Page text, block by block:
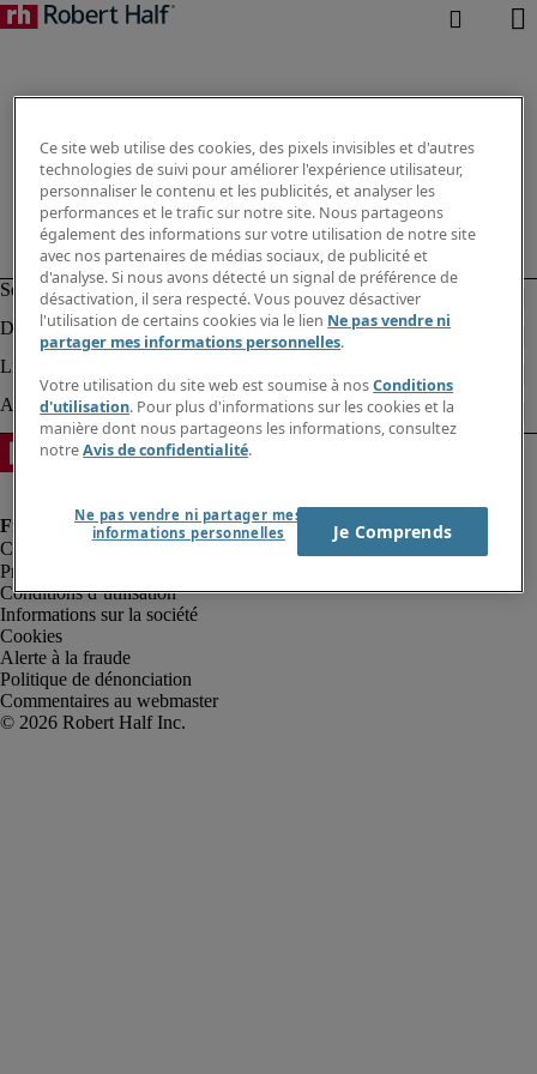
Protection des données personnelles
Conditions d’utilisation
Informations sur la société
Cookies
Alerte à la fraude
Politique de dénonciation
Commentaires au webmaster
Ce site web utilise des cookies, des pixels invisibles et d'autres
technologies de suivi pour améliorer l'expérience utilisateur,
personnaliser le contenu et les publicités, et analyser les
performances et le trafic sur notre site. Nous partageons
également des informations sur votre utilisation de notre site
avec nos partenaires de médias sociaux, de publicité et
d'analyse. Si nous avons détecté un signal de préférence de
désactivation, il sera respecté. Vous pouvez désactiver
l'utilisation de certains cookies via le lien Ne pas vendre ni
partager mes informations personnelles.
Votre utilisation du site web est soumise à nosConditions
d'utilisation. Pour plus d'informations sur les cookies et la
manière dont nous partageons les informations, consultez
notreAvis de confidentialité.
Ne pas vendre ni partager mes
informations personnelles
Je Comprends